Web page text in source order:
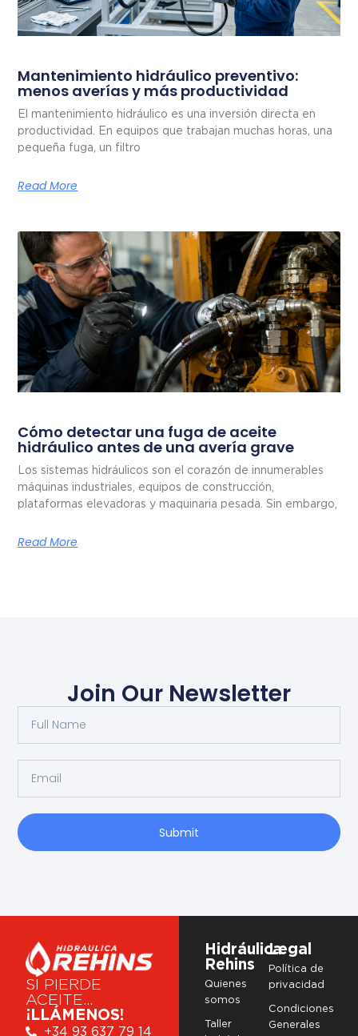
Mantenimiento hidráulico preventivo:
menos averías y más productividad
El mantenimiento hidráulico es una inversión directa en
productividad. En equipos que trabajan muchas horas, una
pequeña fuga, un filtro
Read More
Cómo detectar una fuga de aceite
hidráulico antes de una avería grave
Los sistemas hidráulicos son el corazón de innumerables
máquinas industriales, equipos de construcción,
plataformas elevadoras y maquinaria pesada. Sin embargo,
Read More
Join Our Newsletter
Submit
SI PIERDE
ACEITE…
¡LLÁMENOS!
+34 93 637 79 14
Hidráulica
Rehins
Quienes
somos
Taller
Legal
Política de
privacidad
Condiciones
Generales